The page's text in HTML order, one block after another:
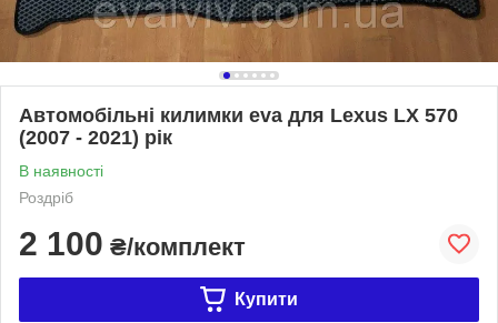
Автомобільні килимки eva для Lexus LX 570
(2007 - 2021) рік
В наявності
Роздріб
2 100 ₴/комплект
Купити